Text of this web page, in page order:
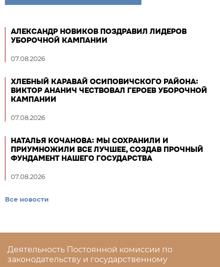
АЛЕКСАНДР НОВИКОВ ПОЗДРАВИЛ ЛИДЕРОВ
УБОРОЧНОЙ КАМПАНИИ
07.08.2026
ХЛЕБНЫЙ КАРАВАЙ ОСИПОВИЧСКОГО РАЙОНА:
ВИКТОР АНАНИЧ ЧЕСТВОВАЛ ГЕРОЕВ УБОРОЧНОЙ
КАМПАНИИ
07.08.2026
НАТАЛЬЯ КОЧАНОВА: МЫ СОХРАНИЛИ И
ПРИУМНОЖИЛИ ВСЕ ЛУЧШЕЕ, СОЗДАВ ПРОЧНЫЙ
ФУНДАМЕНТ НАШЕГО ГОСУДАРСТВА
07.08.2026
Все новости
Деятельность Постоянной комиссии по
законодательству и государственному